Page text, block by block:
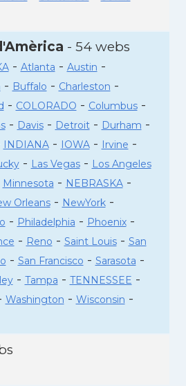
- 54 webs
- Atlanta - Austin -
- Buffalo - Charleston -
- COLORADO - Columbus-
- Davis- Detroit- Durham -
INDIANA- IOWA- Irvine -
- Las Vegas- Los Angeles
Minnesota - NEBRASKA-
Orleans- NewYork-
- Philadelphia - Phoenix-
- Reno - Saint Louis- San
- San Francisco - Sarasota -
- Tampa - TENNESSEE -
Washington - Wisconsin -